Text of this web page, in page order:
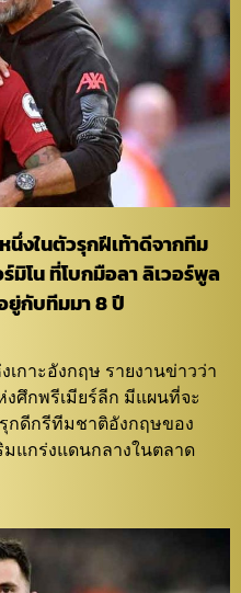
นึ่งในตัวรุกฝีเท้าดีจากทีม
มิโน ที่โบกมือลา ลิเวอร์พูล
ยู่กับทีมมา 8 ปี
เกาะอังกฤษ รายงานข่าวว่า
ศึกพรีเมียร์ลีก มีแผนที่จะ
กดีกรีทีมชาติอังกฤษของ
มแกร่งแดนกลางในตลาด